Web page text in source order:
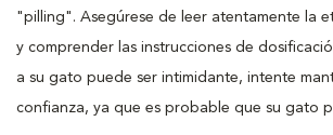
"pilling". Asegúrese de leer atentamente la
y comprender las instrucciones de
a su gato puede ser intimidante, intente
confianza, ya que es probable que su gato